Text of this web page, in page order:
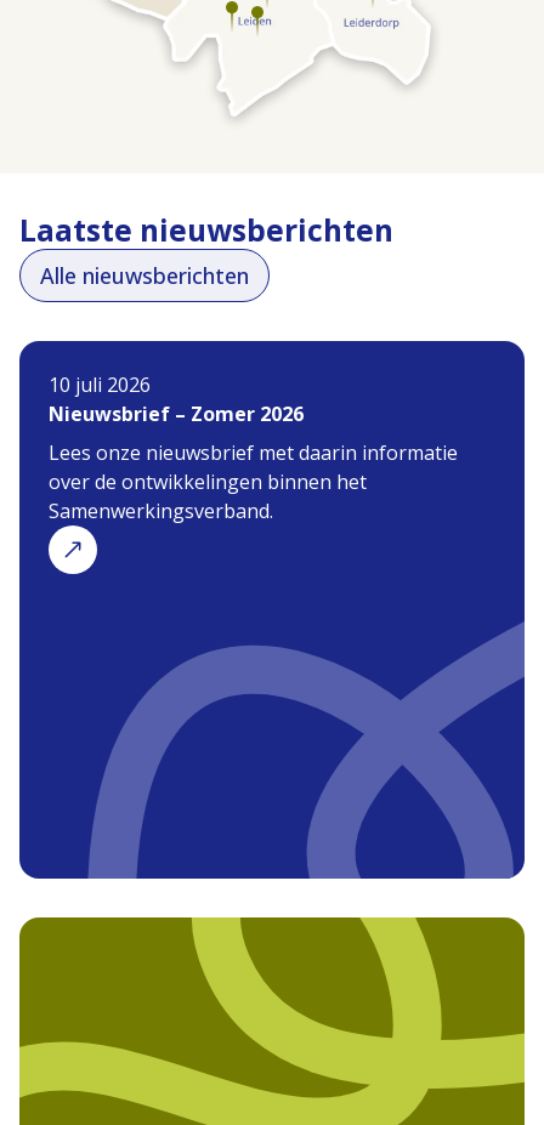
Laatste nieuwsberichten
Alle nieuwsberichten
10 juli 2026
Nieuwsbrief – Zomer 2026
Lees onze nieuwsbrief met daarin informatie
over de ontwikkelingen binnen het
Samenwerkingsverband.